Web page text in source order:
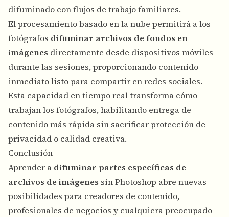
difuminado con flujos de trabajo familiares.
El procesamiento basado en la nube permitirá a los
fotógrafos difuminar archivos de fondos en
imágenes directamente desde dispositivos móviles
durante las sesiones, proporcionando contenido
inmediato listo para compartir en redes sociales.
Esta capacidad en tiempo real transforma cómo
trabajan los fotógrafos, habilitando entrega de
contenido más rápida sin sacrificar protección de
privacidad o calidad creativa.
Conclusión
Aprender a difuminar partes específicas de
archivos de imágenes sin Photoshop abre nuevas
posibilidades para creadores de contenido,
profesionales de negocios y cualquiera preocupado